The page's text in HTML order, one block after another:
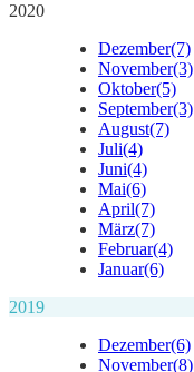
2020
Dezember(7)
November(3)
Oktober(5)
September(3)
August(7)
Juli(4)
Juni(4)
Mai(6)
April(7)
März(7)
Februar(4)
Januar(6)
2019
Dezember(6)
November(8)